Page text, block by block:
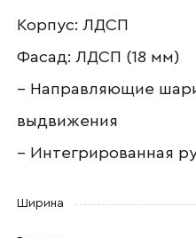
Корпус: ЛДСП
Фасад: ЛДСП (18 мм)
– Направляющие
выдвижения
– Интегрированная
Ширина
Ваш email
Номер